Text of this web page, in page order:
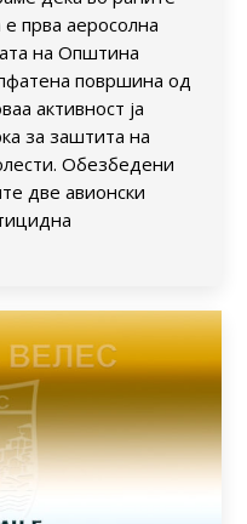
прва аеросолна
на Општина
површина од
активност ја
за заштита на
Обезбедени
две авионски